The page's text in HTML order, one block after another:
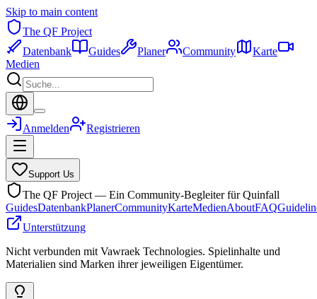
Skip to main content
The QF Project
Datenbank
Guides Planer Community
Karte
Medien
Anmelden Registrieren
Support Us
The QF Project — Ein Community-Begleiter für Quinfall
GuidesDatenbankPlanerCommunityKarteMedienAboutFAQ
Unterstützung
Nicht verbunden mit Vawraek Technologies. Spielinhalte und
Materialien sind Marken ihrer jeweiligen Eigentümer.